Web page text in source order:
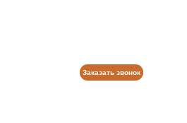
Заказать звонок